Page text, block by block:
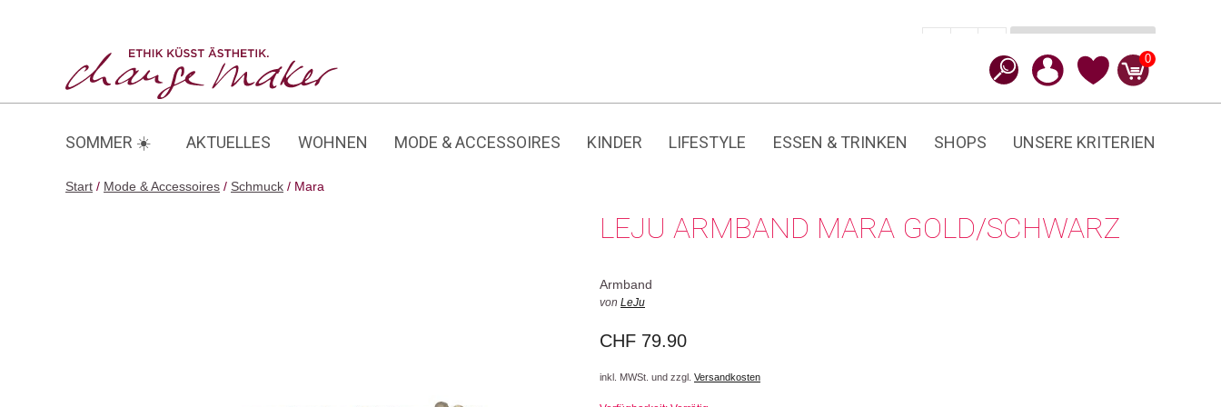
0
SOMMER ☀️ AKTUELLES WOHNEN MODE & ACCESSOIRES KINDER LIFESTYLE ESSEN & TRINKEN SHOPS UNSERE KRITERIEN
Start / Mode & Accessoires / Schmuck / Mara
LEJU ARMBAND MARA GOLD/SCHWARZ
Armband
von LeJu
CHF 79.90
inkl. MWSt. und zzgl. Versandkosten